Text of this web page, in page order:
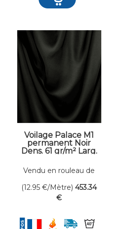
Voilage Palace M1
permanent Noir
Dens. 61 gr/m² Larg.
Vendu en rouleau de
(12.95 €/Mètre) 453.34
€